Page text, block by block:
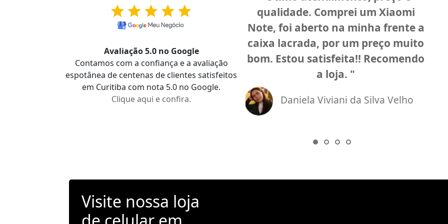
Avaliação 5.0 no Google
Contamos com a confiança e a avaliação
espotânea de centenas de clientes satisfeitos
em Curitiba com nota 5.0 no Google.
Clique aqui e confira.
qualidade. Comprei um Xiaomi
Note, foi aberto na minha frente a
caixa lacrada, por um preço muito
bom. Estou satisfeita!! Recomendo
a loja.
Daniela Viviani da Silva Velho
Visite nossa loja